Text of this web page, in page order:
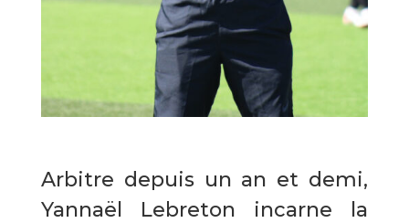
Arbitre depuis un an et demi,
Yannaël Lebreton incarne la